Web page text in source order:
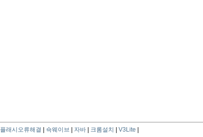
플래시오류해결 쇽웨이브 자바| 크롬설치 V3Lite